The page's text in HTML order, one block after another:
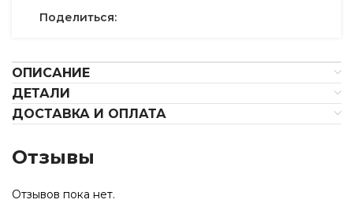
Поделиться:
ОПИСАНИЕ
ДЕТАЛИ
ДОСТАВКА И ОПЛАТА
Отзывы
Отзывов пока нет.